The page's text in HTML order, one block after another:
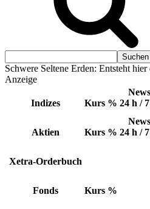
Schwere Seltene Erden: Entsteht
Anzeige
Indizes Kurs %
News
24 h /
Aktien Kurs %
News
24 h /
Xetra-Orderbuch
Fonds Kurs %